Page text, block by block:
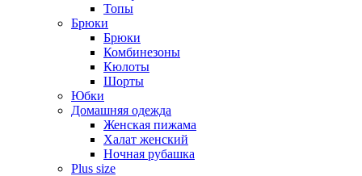
Топы
Брюки
Брюки
Комбинезоны
Кюлоты
Шорты
Юбки
Домашняя одежда
Женская пижама
Халат женский
Ночная рубашка
Plus size